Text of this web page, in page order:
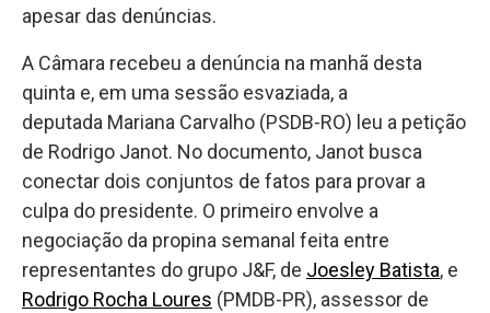
apesar das denúncias.
A Câmara recebeu a denúncia na manhã desta
quinta e, em uma sessão esvaziada, a
deputada Mariana Carvalho (PSDB-RO) leu a petição
de Rodrigo Janot. No documento, Janot busca
conectar dois conjuntos de fatos para provar a
culpa do presidente. O primeiro envolve a
negociação da propina semanal feita entre
representantes do grupo J&F, de Joesley Batista, e
Rodrigo Rocha Loures (PMDB-PR), assessor de